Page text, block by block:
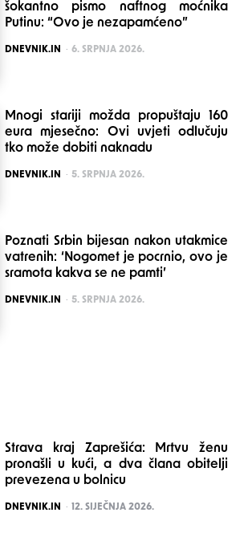
šokantno pismo naftnog moćnika
Putinu: “Ovo je nezapamćeno”
POSTED
DNEVNIK.IN 6. SRPNJA 2026.
Mnogi stariji možda propuštaju 160
eura mjesečno: Ovi uvjeti odlučuju
tko može dobiti naknadu
POSTED
DNEVNIK.IN 5. SRPNJA 2026.
Poznati Srbin bijesan nakon utakmice
vatrenih: ‘Nogomet je pocrnio, ovo je
sramota kakva se ne pamti’
POSTED
DNEVNIK.IN 5. SRPNJA 2026.
Strava kraj Zaprešića: Mrtvu ženu
pronašli u kući, a dva člana obitelji
prevezena u bolnicu
POSTED
DNEVNIK.IN 12. SIJEČNJA 2026.